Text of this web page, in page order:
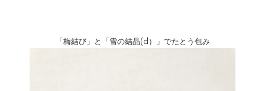
「梅結び」と「 雪の結晶(d） 」でたとう包み